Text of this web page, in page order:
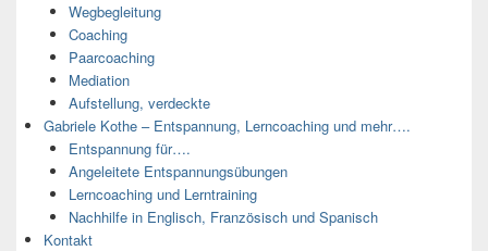
Wegbegleitung
Coaching
Paarcoaching
Mediation
Aufstellung, verdeckte
Gabriele Kothe – Entspannung, Lerncoaching und mehr….
Entspannung für….
Angeleitete Entspannungsübungen
Lerncoaching und Lerntraining
Nachhilfe in Englisch, Französisch und Spanisch
Kontakt